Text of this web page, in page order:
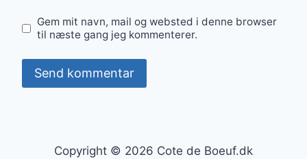
Gem mit navn, mail og websted i denne browser
til næste gang jeg kommenterer.
Copyright © 2026 Cote de Boeuf.dk